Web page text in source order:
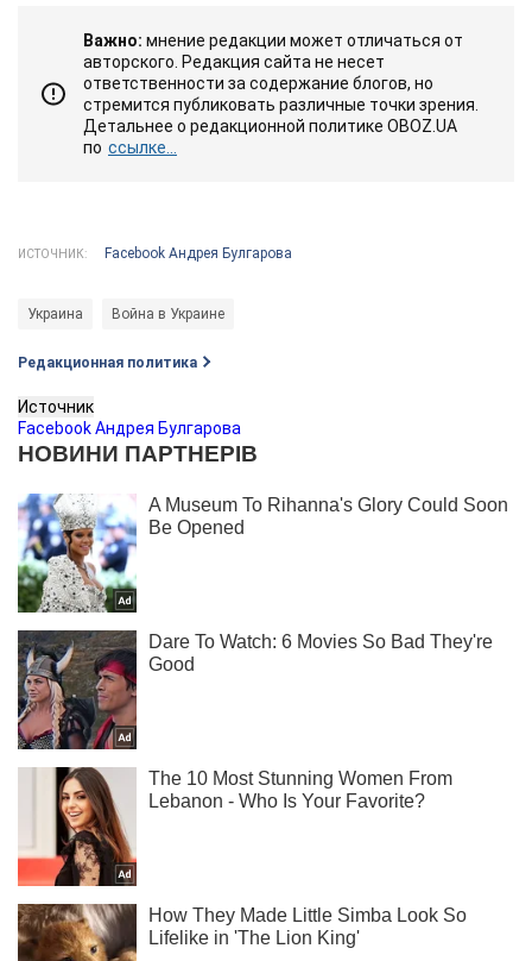
Важно: мнение редакции может отличаться от
авторского. Редакция сайта не несет
ответственности за содержание блогов, но
стремится публиковать различные точки зрения.
Детальнее о редакционной политике OBOZ.UA
по ссылке...
ИСТОЧНИК: Facebook Андрея Булгарова
Украина Война в Украине
Редакционная политика
Источник
Facebook Андрея Булгарова